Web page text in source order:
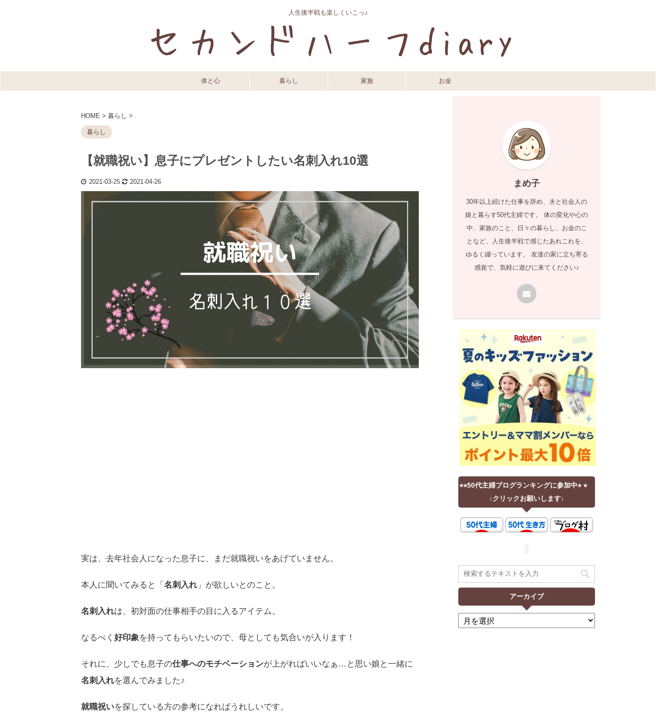
人生後半戦も楽しくいこっ♪
体と心 暮らし 家族 お金
HOME > 暮らし >
暮らし
【就職祝い】息子にプレゼントしたい名刺入れ10選
2021-03-25 2021-04-26
実は、去年社会人になった息子に、まだ就職祝いをあげていません。
本人に聞いてみると「 名刺入れ 」が欲しいとのこと。
名刺入れは、初対面の仕事相手の目に入るアイテム。
なるべく 好印象を持ってもらいたいので、母としても気合いが入ります！
それに、少しでも息子の仕事へのモチベーションが上がればいいなぁ…と思い娘と一緒に
名刺入れを選んでみました♪
就職祝いを探している方の参考になればうれしいです。
まめ子
30年以上続けた仕事を辞め、夫と社会人の
娘と暮らす50代主婦です。 体の変化や心の
中、家族のこと、日々の暮らし、お金のこ
となど、人生後半戦で感じたあれこれを、
ゆるく綴っています。 友達の家に立ち寄る
感覚で、気軽に遊びに来てください♪
⭐︎⭐︎50代主婦ブログランキングに参加中⭐︎ ⭐︎
↓クリックお願いします↓
アーカイブ